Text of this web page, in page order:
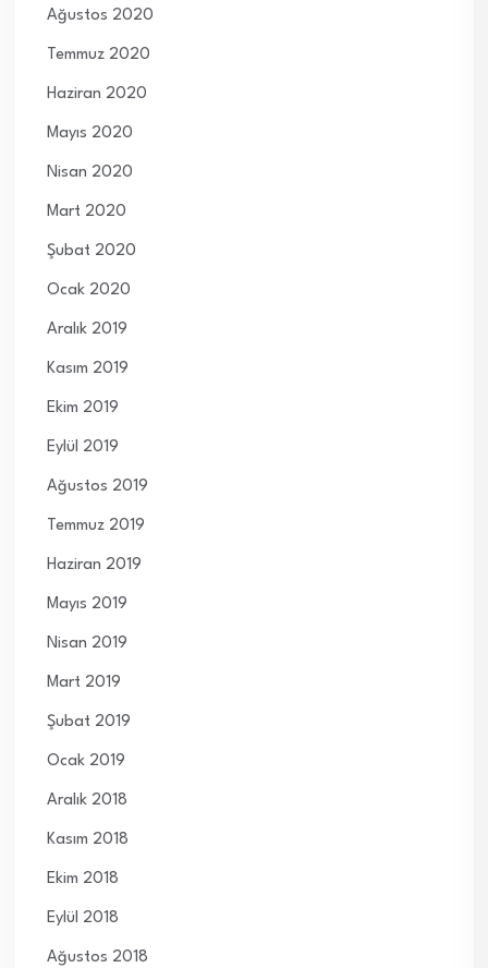
Ağustos 2020
Temmuz 2020
Haziran 2020
Mayıs 2020
Nisan 2020
Mart 2020
Şubat 2020
Ocak 2020
Aralık 2019
Kasım 2019
Ekim 2019
Eylül 2019
Ağustos 2019
Temmuz 2019
Haziran 2019
Mayıs 2019
Nisan 2019
Mart 2019
Şubat 2019
Ocak 2019
Aralık 2018
Kasım 2018
Ekim 2018
Eylül 2018
Ağustos 2018